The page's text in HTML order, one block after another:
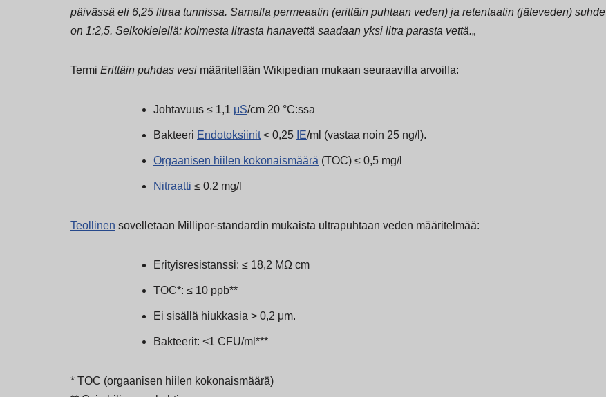
päivässä eli 6,25 litraa tunnissa. Samalla permeaatin (erittäin puhtaan veden) ja retentaatin (jäteveden) suhde
on 1:2,5. Selkokielellä: kolmesta litrasta hanavettä saadaan yksi litra parasta vettä.„
Termi Erittäin puhdas vesi määritellään Wikipedian mukaan seuraavilla arvoilla:
Johtavuus ≤ 1,1 μS/cm 20 °C:ssa
Bakteeri Endotoksiinit< 0,25 IE/ml (vastaa noin 25 ng/l).
Orgaanisen hiilen kokonaismäärä (TOC) ≤ 0,5 mg/l
Nitraatti ≤ 0,2 mg/l
Teollinen sovelletaan Millipor-standardin mukaista ultrapuhtaan veden määritelmää:
Erityisresistanssi: ≤ 18,2 MΩ cm
TOC*: ≤ 10 ppb**
Ei sisällä hiukkasia > 0,2 μm.
Bakteerit: <1 CFU/ml***
* TOC (orgaanisen hiilen kokonaismäärä)